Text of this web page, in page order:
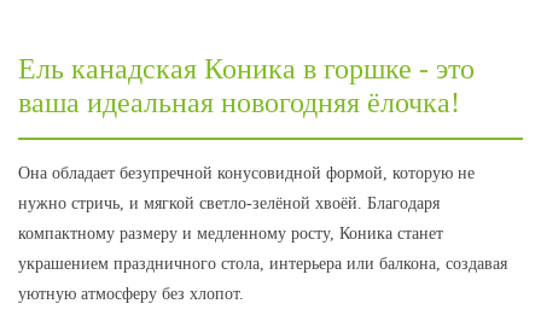
Ель канадская Коника в горшке - это
ваша идеальная новогодняя ёлочка!
Она обладает безупречной конусовидной формой, которую не
нужно стричь, и мягкой светло-зелёной хвоёй. Благодаря
компактному размеру и медленному росту, Коника станет
украшением праздничного стола, интерьера или балкона, создавая
уютную атмосферу без хлопот.